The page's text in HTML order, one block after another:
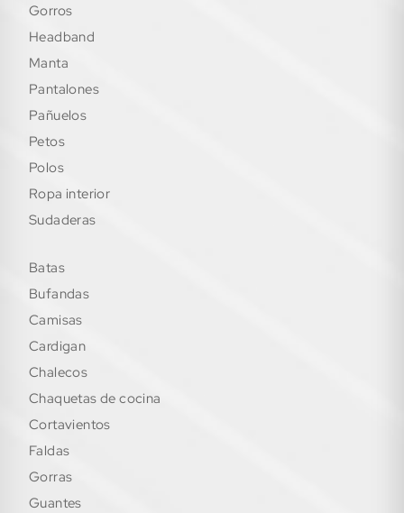
gorros
headband
manta
pantalones
pañuelos
petos
polos
ropa interior
sudaderas
batas
bufandas
camisas
cardigan
chalecos
chaquetas de cocina
cortavientos
faldas
gorras
guantes